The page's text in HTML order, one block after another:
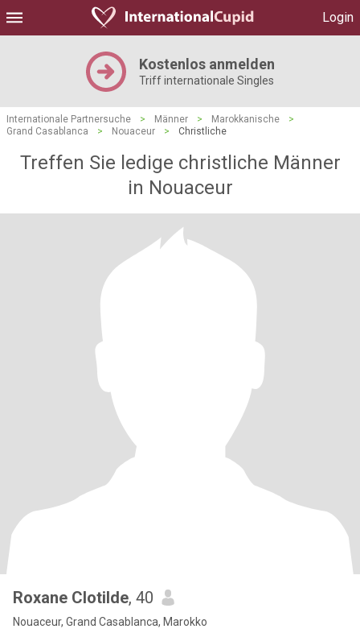
Login
Kostenlos anmelden
Triff internationale Singles
Internationale Partnersuche > Männer > Marokkanische
>
Grand Casablanca
> Nouaceur > Christliche
Treffen Sie ledige christliche Männer
in Nouaceur
Roxane Clotilde, 40
Nouaceur, Grand Casablanca, Marokko